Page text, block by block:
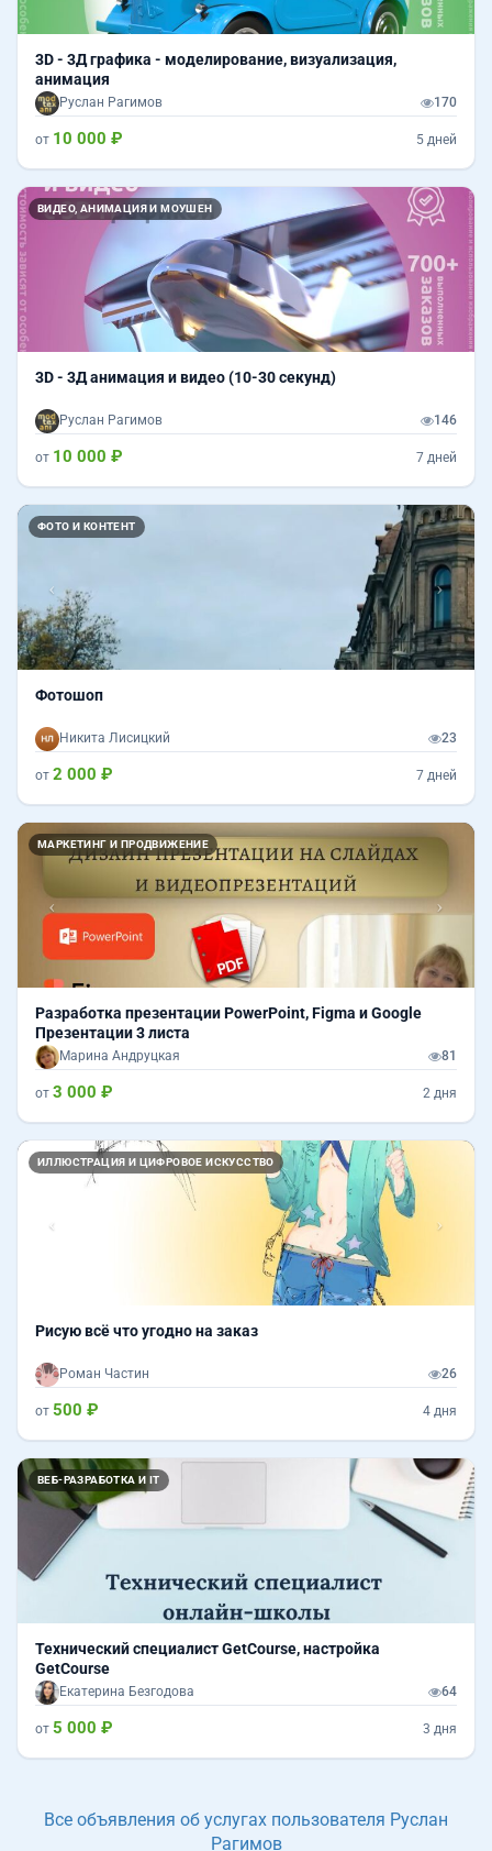
3D - 3Д графика - моделирование, визуализация,
анимация
Руслан Рагимов 170
от 10 000 ₽ 5 дней
ВИДЕО, АНИМАЦИЯ И МОУШЕН
3D - 3Д анимация и видео (10-30 секунд)
Руслан Рагимов 146
от 10 000 ₽ 7 дней
ФОТО И КОНТЕНТ
Назад
Фотошоп
Никита Лисицкий 23
от 2 000 ₽ 7 дней
МАРКЕТИНГ И ПРОДВИЖЕНИЕ
Назад
Разработка презентации PowerPoint, Figma и Google
Презентации 3 листа
Марина Андруцкая 81
от 3 000 ₽ 2 дня
ИЛЛЮСТРАЦИЯ И ЦИФРОВОЕ ИСКУССТВО
Назад
Рисую всё что угодно на заказ
Роман Частин 26
от 500 ₽ 4 дня
ВЕБ-РАЗРАБОТКА И IT
Технический специалист GetCourse, настройка
GetCourse
Екатерина Безгодова 64
от 5 000 ₽ 3 дня
Все объявления об услугах пользователя Руслан
Рагимов